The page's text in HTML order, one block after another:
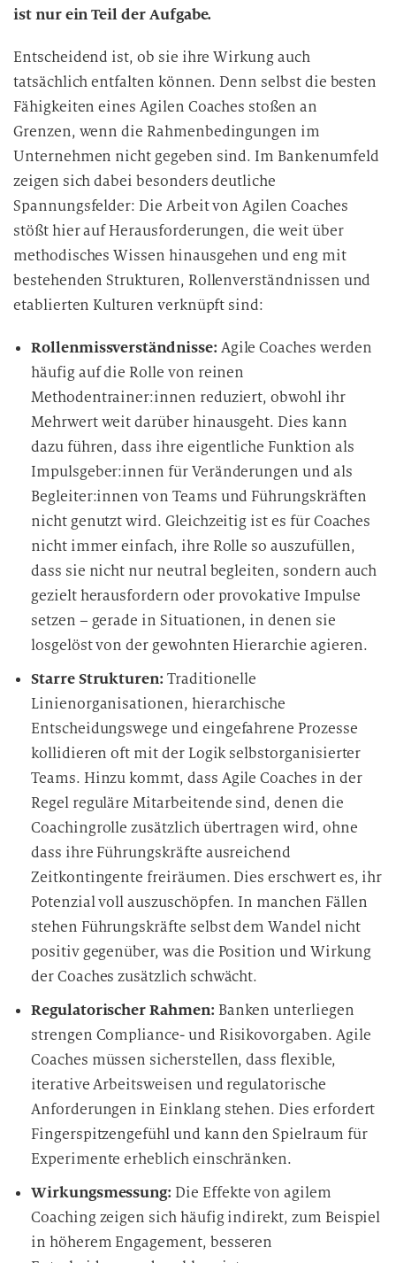
ist nur ein Teil der Aufgabe.
Entscheidend ist, ob sie ihre Wirkung auch
tatsächlich entfalten können. Denn selbst die besten
Fähigkeiten eines Agilen Coaches stoßen an
Grenzen, wenn die Rahmenbedingungen im
Unternehmen nicht gegeben sind. Im Bankenumfeld
zeigen sich dabei besonders deutliche
Spannungsfelder: Die Arbeit von Agilen Coaches
stößt hier auf Herausforderungen, die weit über
methodisches Wissen hinausgehen und eng mit
bestehenden Strukturen, Rollenverständnissen und
etablierten Kulturen verknüpft sind:
Rollenmissverständnisse: Agile Coaches werden
häufig auf die Rolle von reinen
Methodentrainer:innen reduziert, obwohl ihr
Mehrwert weit darüber hinausgeht. Dies kann
dazu führen, dass ihre eigentliche Funktion als
Impulsgeber:innen für Veränderungen und als
Begleiter:innen von Teams und Führungskräften
nicht genutzt wird. Gleichzeitig ist es für Coaches
nicht immer einfach, ihre Rolle so auszufüllen,
dass sie nicht nur neutral begleiten, sondern auch
gezielt herausfordern oder provokative Impulse
setzen – gerade in Situationen, in denen sie
losgelöst von der gewohnten Hierarchie agieren.
Starre Strukturen: Traditionelle
Linienorganisationen, hierarchische
Entscheidungswege und eingefahrene Prozesse
kollidieren oft mit der Logik selbstorganisierter
Teams. Hinzu kommt, dass Agile Coaches in der
Regel reguläre Mitarbeitende sind, denen die
Coachingrolle zusätzlich übertragen wird, ohne
dass ihre Führungskräfte ausreichend
Zeitkontingente freiräumen. Dies erschwert es, ihr
Potenzial voll auszuschöpfen. In manchen Fällen
stehen Führungskräfte selbst dem Wandel nicht
positiv gegenüber, was die Position und Wirkung
der Coaches zusätzlich schwächt.
Regulatorischer Rahmen: Banken unterliegen
strengen Compliance- und Risikovorgaben. Agile
Coaches müssen sicherstellen, dass flexible,
iterative Arbeitsweisen und regulatorische
Anforderungen in Einklang stehen. Dies erfordert
Fingerspitzengefühl und kann den Spielraum für
Experimente erheblich einschränken.
Wirkungsmessung: Die Effekte von agilem
Coaching zeigen sich häufig indirekt, zum Beispiel
in höherem Engagement, besseren